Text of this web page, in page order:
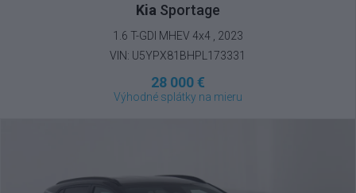
Kia Sportage
1.6 T-GDI MHEV 4x4 , 2023
VIN: U5YPX81BHPL173331
28 000 €
Výhodné splátky na mieru